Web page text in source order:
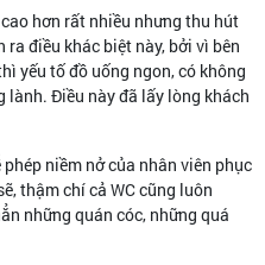
hơn rất nhiều nhưng thu hút
điều khác biệt này, bởi vì bên
yếu tố đồ uống ngon, có không
lành. Điều này đã lấy lòng khách
niềm nở của nhân viên phục
thậm chí cả WC cũng luôn
những quán cóc, những quá